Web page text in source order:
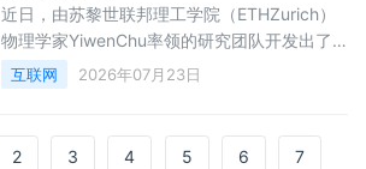
近日，由苏黎世联邦理工学院（ETHZurich）
物理学家YiwenChu率领的研究团队开发出了
一种全新的量子芯片，成功将信息以微小振动
（即声子携带的振动能量包）的形式存储在芯
上共鸣的音符。这项突破性成果有望彻底改变
互联网 2026年07月23日
2 3 4 5 6 7